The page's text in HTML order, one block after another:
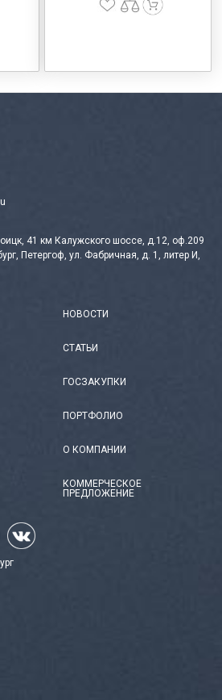
41 км Калужского шоссе, д.12, оф.209
Петергоф, ул. Фабричная, д. 1, литер И,
НОВОСТИ
СТАТЬИ
ГОСЗАКУПКИ
ПОРТФОЛИО
О КОМПАНИИ
КОММЕРЧЕСКОЕ
ПРЕДЛОЖЕНИЕ